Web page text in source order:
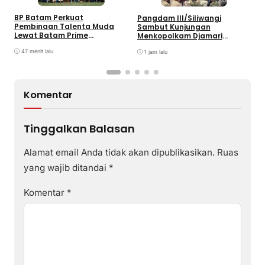
BP Batam Perkuat
Pembinaan Talenta Muda
Lewat Batam Prime
Football sebagai Festival
47 menit lalu
Pangdam III/Siliwangi
Sambut Kunjungan
Menkopolkam Djamari
1 jam lalu
Komentar
Tinggalkan Balasan
Alamat email Anda tidak akan dipublikasikan. Ruas
yang wajib ditandai *
Komentar *